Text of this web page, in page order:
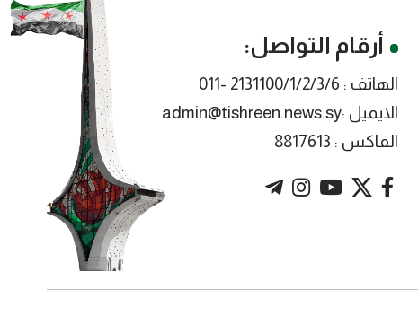
أرقام التواصل:
الهاتف : 2131100/1/2/3/6 -011
الايميل :admin@tishreen.news.sy
الفاكس : 8817613